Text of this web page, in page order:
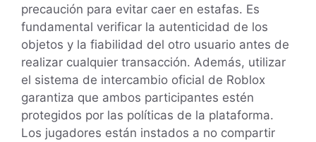
precaución para evitar caer en estafas. Es
fundamental verificar la autenticidad de los
objetos y la fiabilidad del otro usuario antes de
realizar cualquier transacción. Además, utilizar
el sistema de intercambio oficial de Roblox
garantiza que ambos participantes estén
protegidos por las políticas de la plataforma.
Los jugadores están instados a no compartir